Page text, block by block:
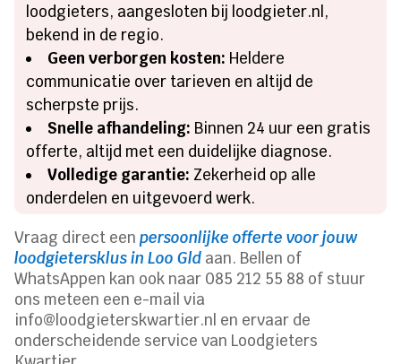
loodgieters, aangesloten bij loodgieter.nl,
bekend in de regio.
Geen verborgen kosten: Heldere
communicatie over tarieven en altijd de
scherpste prijs.
Snelle afhandeling: Binnen 24 uur een gratis
offerte, altijd met een duidelijke diagnose.
Volledige garantie: Zekerheid op alle
onderdelen en uitgevoerd werk.
Vraag direct eenpersoonlijke offerte voor jouw
loodgietersklus in Loo Gld aan. Bellen of
WhatsAppen kan ook naar 085 212 55 88 of stuur
ons meteen een e-mail via
info@loodgieterskwartier.nl en ervaar de
onderscheidende service van Loodgieters